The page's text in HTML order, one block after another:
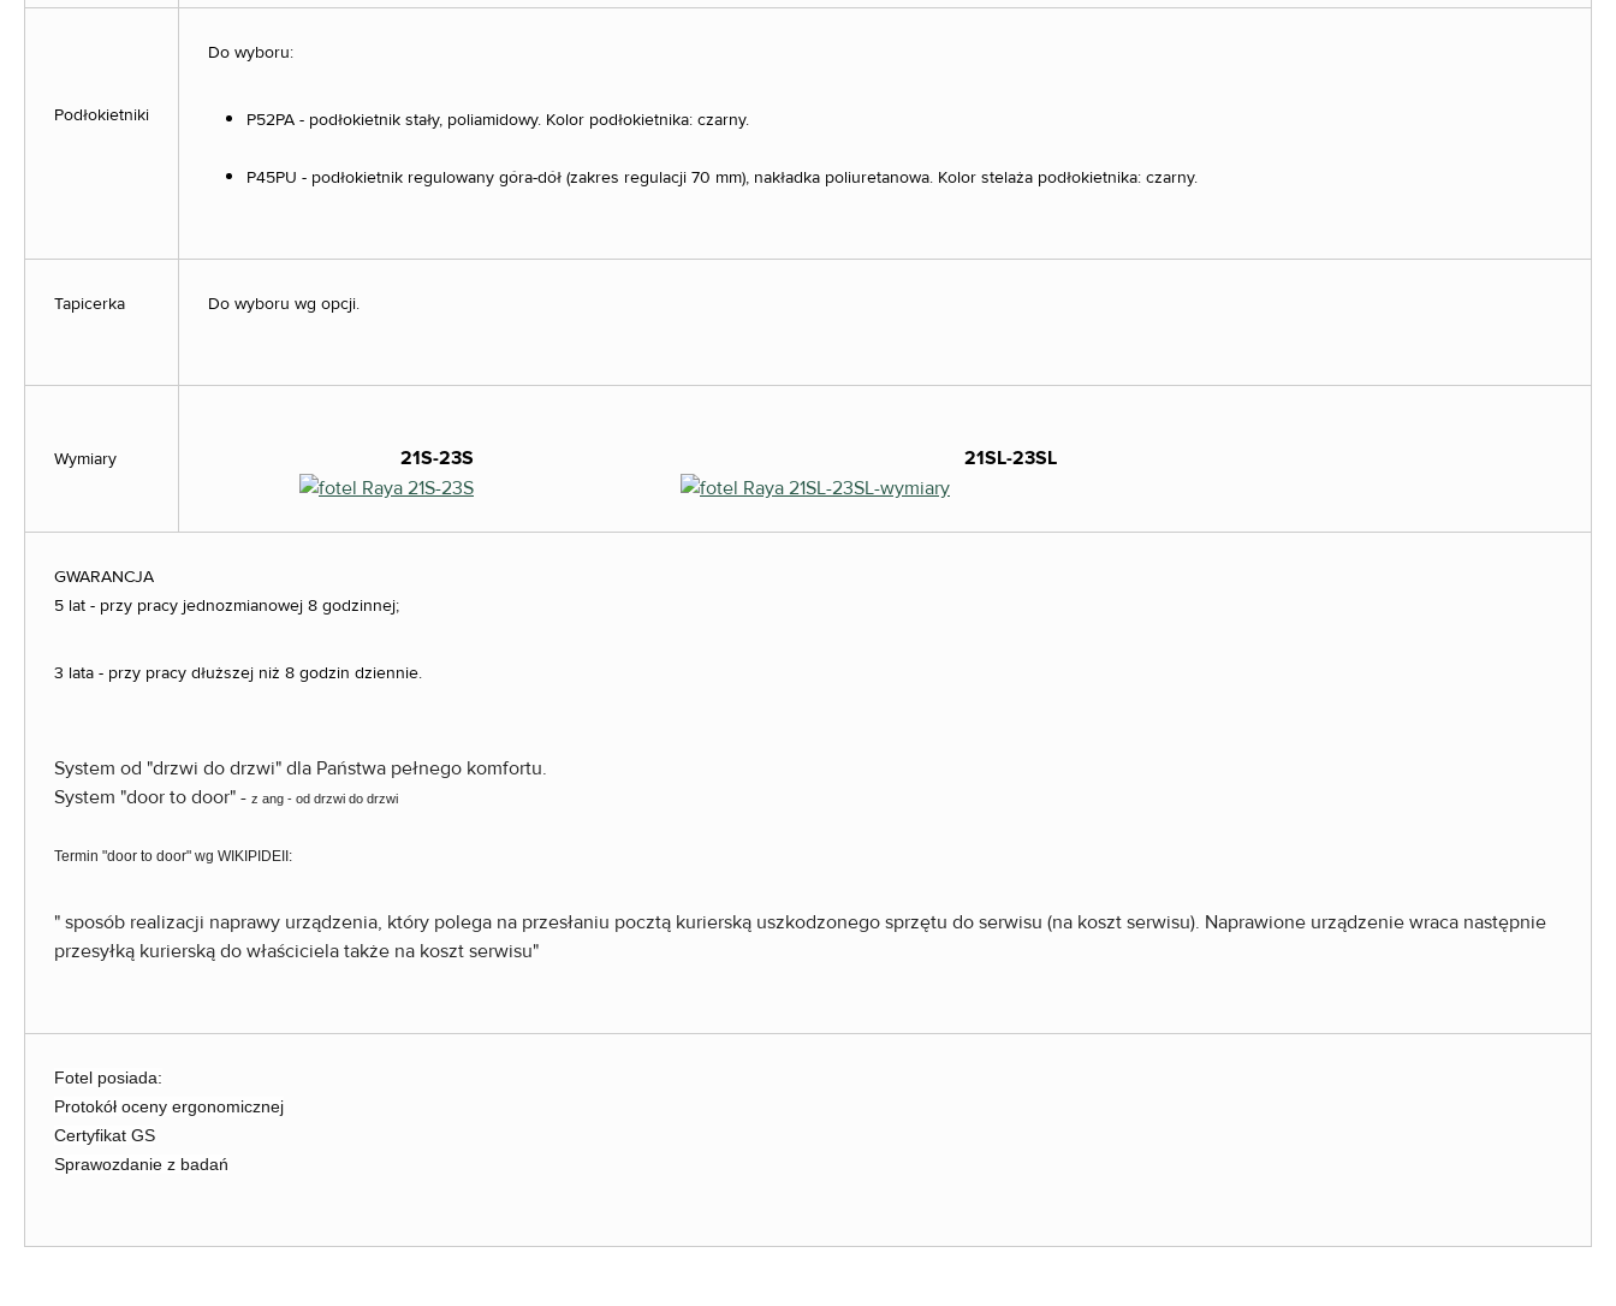
Podłokietniki
Do wyboru:
P52PA - podłokietnik stały, poliamidowy. Kolor podłokietnika: czarny.
P45PU - podłokietnik regulowany góra-dół (zakres regulacji 70 mm), nakładka poliuretanowa. Kolor stelaża podłokietnika: czarny.
Tapicerka Do wyboru wg opcji.
Wymiary 21S-23S 21SL-23SL
GWARANCJA
5 lat - przy pracy jednozmianowej 8 godzinnej;
3 lata - przy pracy dłuższej niż 8 godzin dziennie.
System od "drzwi do drzwi" dla Państwa pełnego komfortu.
System "door to door" - z ang - od drzwi do drzwi
Termin "door to door" wg WIKIPIDEII:
" sposób realizacji naprawy urządzenia, który polega na przesłaniu pocztą kurierską uszkodzonego sprzętu do serwisu (na koszt serwisu). Naprawione urządzenie wraca następnie
przesyłką kurierską do właściciela także na koszt serwisu"
Fotel posiada:
Protokół oceny ergonomicznej
Certyfikat GS
Sprawozdanie z badań